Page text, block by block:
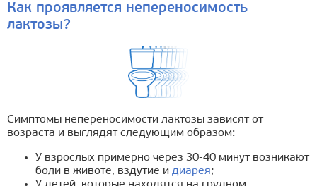
Как проявляется непереносимость
лактозы?
Симптомы непереносимости лактозы зависят от
возраста и выглядят следующим образом:
У взрослых примерно через 30-40 минут возникают
боли в животе, вздутие и диарея;